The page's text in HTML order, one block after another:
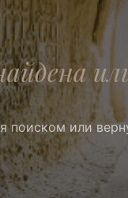
поиском или